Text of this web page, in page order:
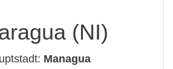
(NI)
Managua